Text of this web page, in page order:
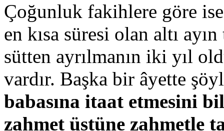
Çoğunluk fakihlere göre
en kısa süresi olan altı
sütten ayrılmanın iki yıl
vardır. Başka bir âyette
babasına itaat etmesini
zahmet üstüne zahmetle